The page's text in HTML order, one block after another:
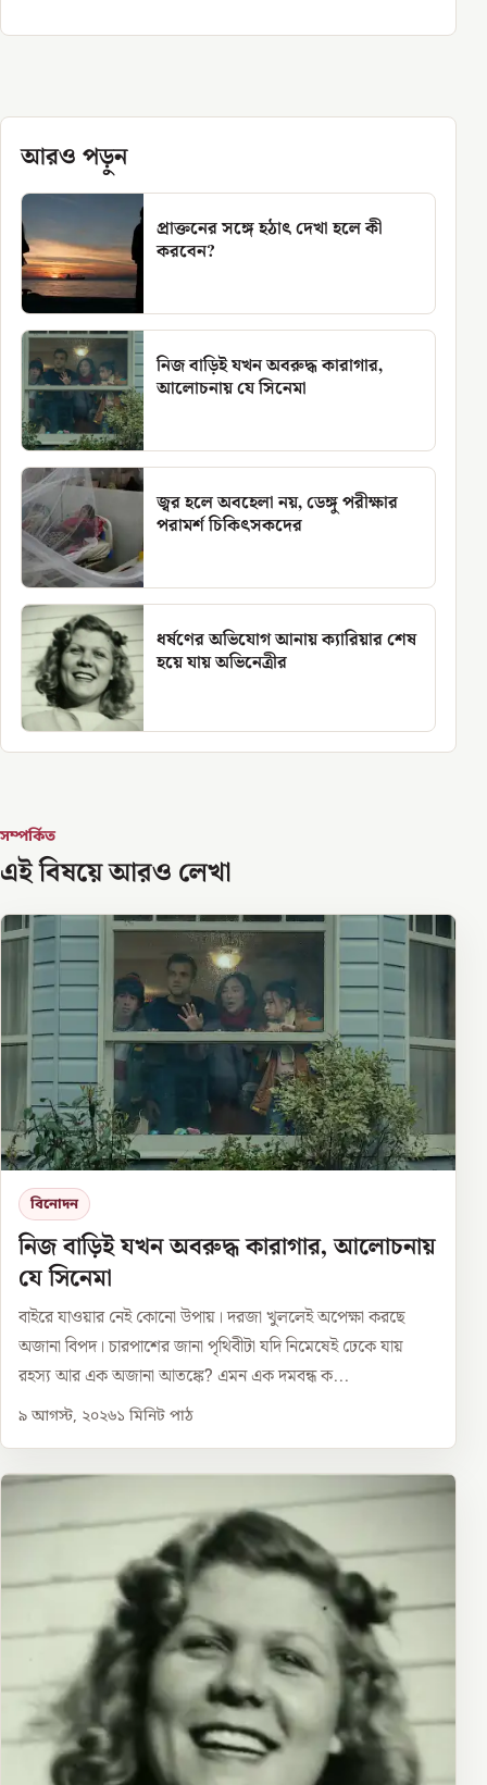
আরও পড়ুন
প্রাক্তনের সঙ্গে হঠাৎ দেখা হলে কী
করবেন?
নিজ বাড়িই যখন অবরুদ্ধ কারাগার,
আলোচনায় যে সিনেমা
জ্বর হলে অবহেলা নয়, ডেঙ্গু পরীক্ষার
পরামর্শ চিকিৎসকদের
ধর্ষণের অভিযোগ আনায় ক্যারিয়ার শেষ
হয়ে যায় অভিনেত্রীর
সম্পর্কিত
এই বিষয়ে আরও লেখা
বিনোদন
নিজ বাড়িই যখন অবরুদ্ধ কারাগার, আলোচনায়
যে সিনেমা
বাইরে যাওয়ার নেই কোনো উপায়। দরজা খুললেই অপেক্ষা করছে
অজানা বিপদ। চারপাশের জানা পৃথিবীটা যদি নিমেষেই ঢেকে যায়
রহস্য আর এক অজানা আতঙ্কে? এমন এক দমবন্ধ ক...
৯ আগস্ট, ২০২৬১ মিনিট পাঠ